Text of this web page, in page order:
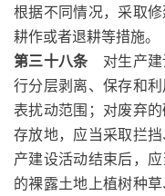
根据不同情况，采取
耕作或者退耕等措施。
第三十八条 对生产建
行分层剥离、保存和
表扰动范围；对废弃
存放地，应当采取拦
产建设活动结束后，
的裸露土地上植树种